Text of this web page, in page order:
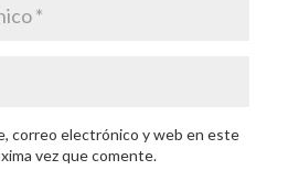
correo electrónico y web en este
vez que comente.